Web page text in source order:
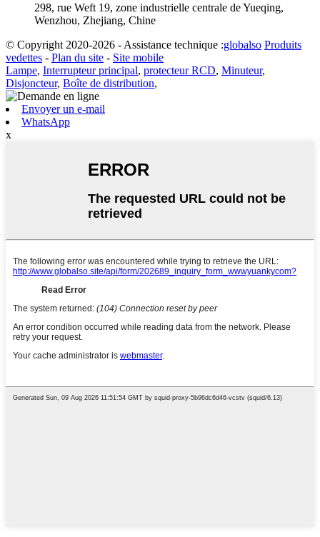
298, rue Weft 19, zone industrielle centrale de Yueqing,
Wenzhou, Zhejiang, Chine
© Copyright 2020-2026 - Assistance technique :globalso Produits
vedettes - Plan du site - Site mobile
Lampe, Interrupteur principal, protecteur RCD, Minuteur,
Disjoncteur, Boîte de distribution,
Envoyer un e-mail
WhatsApp
x